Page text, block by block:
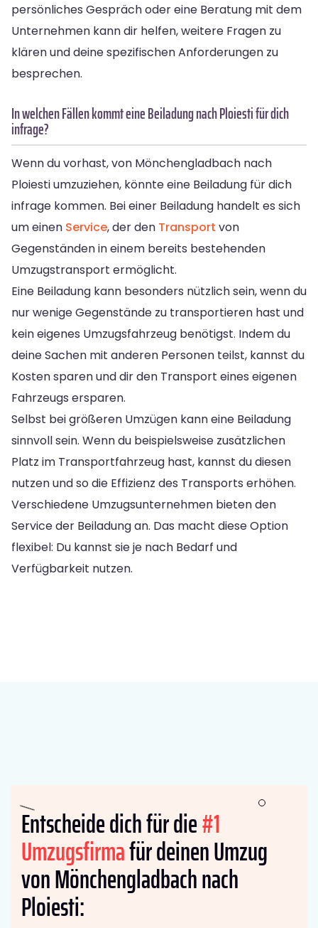
persönliches Gespräch oder eine Beratung mit dem
Unternehmen kann dir helfen, weitere Fragen zu
klären und deine spezifischen Anforderungen zu
besprechen.
In welchen Fällen kommt eine Beiladung nach Ploiesti für dich
infrage?
Wenn du vorhast, von Mönchengladbach nach
Ploiesti umzuziehen, könnte eine Beiladung für dich
infrage kommen. Bei einer Beiladung handelt es sich
um einen Service, der den Transport von
Gegenständen in einem bereits bestehenden
Umzugstransport ermöglicht.
Eine Beiladung kann besonders nützlich sein, wenn du
nur wenige Gegenstände zu transportieren hast und
kein eigenes Umzugsfahrzeug benötigst. Indem du
deine Sachen mit anderen Personen teilst, kannst du
Kosten sparen und dir den Transport eines eigenen
Fahrzeugs ersparen.
Selbst bei größeren Umzügen kann eine Beiladung
sinnvoll sein. Wenn du beispielsweise zusätzlichen
Platz im Transportfahrzeug hast, kannst du diesen
nutzen und so die Effizienz des Transports erhöhen.
Verschiedene Umzugsunternehmen bieten den
Service der Beiladung an. Das macht diese Option
flexibel: Du kannst sie je nach Bedarf und
Verfügbarkeit nutzen.
Entscheide dich für die#1
Umzugsfirmafür deinen Umzug
von Mönchengladbach nach
Ploiesti: